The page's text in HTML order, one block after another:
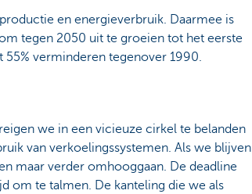
en energieverbruik. Daarmee is
tegen 2050 uit te groeien tot het eerste
verminderen tegenover 1990.
we in een vicieuze cirkel te belanden
van verkoelingssystemen. Als we blijven
maar verder omhooggaan. De deadline
om te talmen. De kanteling die we als